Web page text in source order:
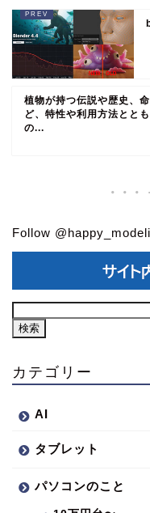
植物が持つ伝説や歴史、
ど、特性や利用方法とと
の...
Follow
カテゴリー
AI
タブレット
パソコンのこと